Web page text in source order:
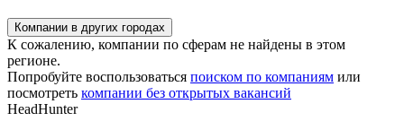
Компании в других городах
К сожалению, компании по сферам не найдены в этом
регионе.
Попробуйте воспользоваться поиском по компаниям или
посмотреть компании без открытых вакансий
HeadHunter